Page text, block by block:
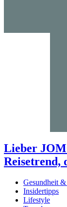
Lieber
Reisetrend,
Gesundheit
Insidertipps
Lifestyle